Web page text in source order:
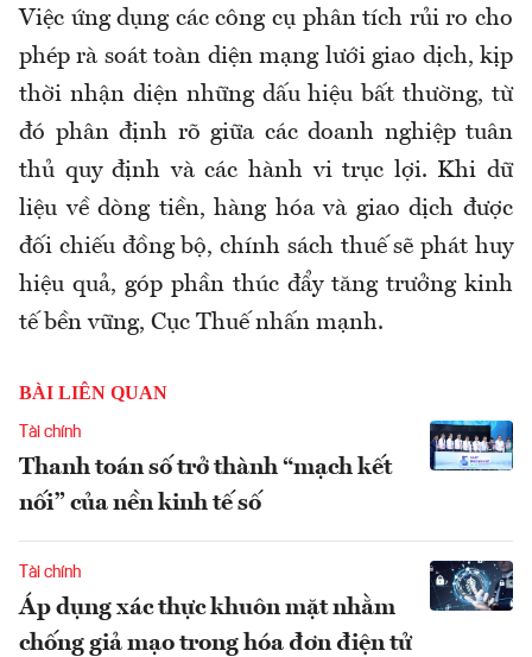
Việc ứng dụng các công cụ phân tích rủi ro cho
phép rà soát toàn diện mạng lưới giao dịch, kịp
thời nhận diện những dấu hiệu bất thường, từ
đó phân định rõ giữa các doanh nghiệp tuân
thủ quy định và các hành vi trục lợi. Khi dữ
liệu về dòng tiền, hàng hóa và giao dịch được
đối chiếu đồng bộ, chính sách thuế sẽ phát huy
hiệu quả, góp phần thúc đẩy tăng trưởng kinh
tế bền vững, Cục Thuế nhấn mạnh.
BÀI LIÊN QUAN
Tài chính
Thanh toán số trở thành “mạch kết
nối” của nền kinh tế số
Tài chính
Áp dụng xác thực khuôn mặt nhằm
chống giả mạo trong hóa đơn điện tử